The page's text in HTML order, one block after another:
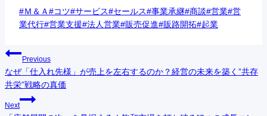
Post
Tags:
#Ｍ＆Ａ#コツ#サービス#セールス#事業承継#商談#営業#営
業代行#営業支援#法人営業#販売促進#販路開拓#起業
投
稿
ナ
Previous
なぜ「仕入れ先様」が売上を左右するのか？経営の未来を築く”共存
共栄”戦略の真価
Next